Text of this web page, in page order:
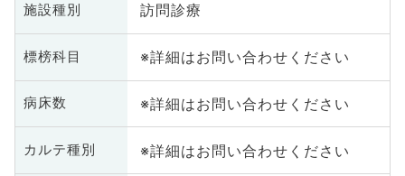
施設種別 訪問診療
標榜科目 ※詳細はお問い合わせください
病床数 ※詳細はお問い合わせください
カルテ種別 ※詳細はお問い合わせください